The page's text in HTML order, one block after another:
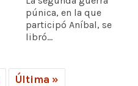
púnica, en la que
participó Aníbal, se
libró...
Última »